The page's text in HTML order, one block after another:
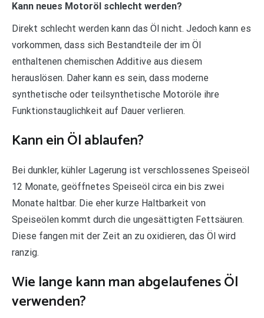
Kann neues Motoröl schlecht werden?
Direkt schlecht werden kann das Öl nicht. Jedoch kann es
vorkommen, dass sich Bestandteile der im Öl
enthaltenen chemischen Additive aus diesem
herauslösen. Daher kann es sein, dass moderne
synthetische oder teilsynthetische Motoröle ihre
Funktionstauglichkeit auf Dauer verlieren.
Kann ein Öl ablaufen?
Bei dunkler, kühler Lagerung ist verschlossenes Speiseöl
12 Monate, geöffnetes Speiseöl circa ein bis zwei
Monate haltbar. Die eher kurze Haltbarkeit von
Speiseölen kommt durch die ungesättigten Fettsäuren.
Diese fangen mit der Zeit an zu oxidieren, das Öl wird
ranzig.
Wie lange kann man abgelaufenes Öl
verwenden?